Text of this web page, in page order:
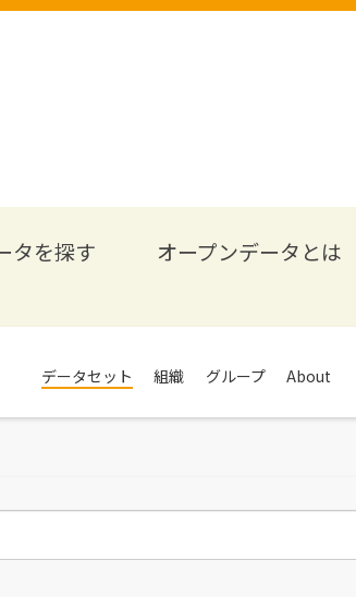
タを探す オープンデータとは
データセット 組織 グループ About